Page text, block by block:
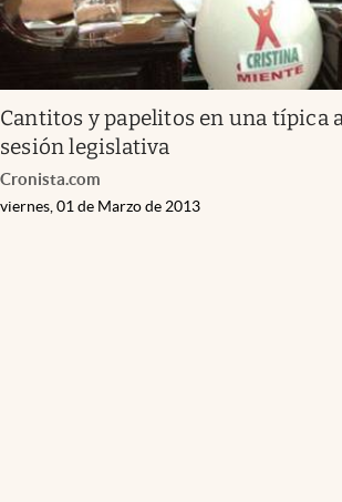
Cantitos y papelitos en una típica
sesión legislativa
Cronista.com
viernes, 01 de Marzo de 2013